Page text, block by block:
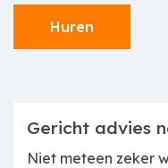
Huren
Gericht advies
Niet meteen zeker